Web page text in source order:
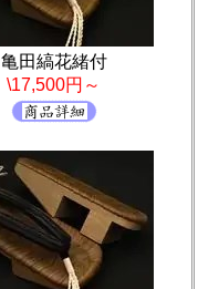
亀田縞花緒付
\17,500円～